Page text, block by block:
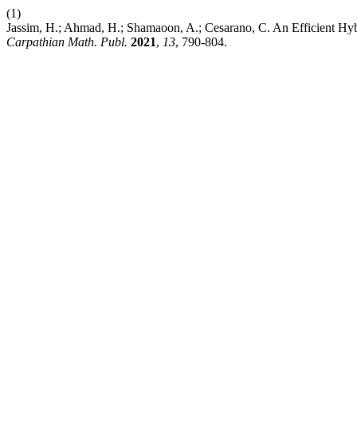
(1)
Jassim, H.; Ahmad, H.; Shamaoon, A.; Cesarano, C. An Efficient
Carpathian Math. Publ. 2021, 13, 790-804.